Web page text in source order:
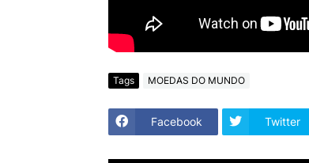
Tags MOEDAS DO MUNDO
Facebook Twitter